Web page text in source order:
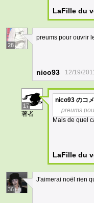
LaFille du
28
preums pour ouvrir
nico93 12/19/
17
著者
nico93 のコ
preums
Mais de quel
LaFille du
36
J'aimerai noël rien